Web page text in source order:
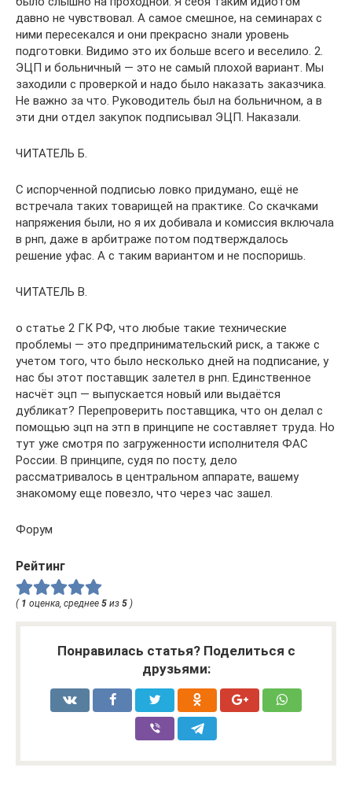
давно не чувствовал. А самое смешное, на семинарах с
ними пересекался и они прекрасно знали уровень
подготовки. Видимо это их больше всего и веселило. 2.
ЭЦП и больничный — это не самый плохой вариант. Мы
заходили с проверкой и надо было наказать заказчика.
Не важно за что. Руководитель был на больничном, а в
эти дни отдел закупок подписывал ЭЦП. Наказали.
ЧИТАТЕЛЬ Б.
С испорченной подписью ловко придумано, ещё не
встречала таких товарищей на практике. Со скачками
напряжения были, но я их добивала и комиссия включала
в рнп, даже в арбитраже потом подтверждалось
решение уфас. А с таким вариантом и не поспоришь.
ЧИТАТЕЛЬ В.
о статье 2 ГК РФ, что любые такие технические
проблемы — это предпринимательский риск, а также с
учетом того, что было несколько дней на подписание, у
нас бы этот поставщик залетел в рнп. Единственное
насчёт эцп — выпускается новый или выдаётся
дубликат? Перепроверить поставщика, что он делал с
помощью эцп на этп в принципе не составляет труда. Но
тут уже смотря по загруженности исполнителя ФАС
России. В принципе, судя по посту, дело
рассматривалось в центральном аппарате, вашему
знакомому еще повезло, что через час зашел.
Форум
Рейтинг
( 1 оценка, среднее 5 из 5 )
Понравилась статья? Поделиться с
друзьями: